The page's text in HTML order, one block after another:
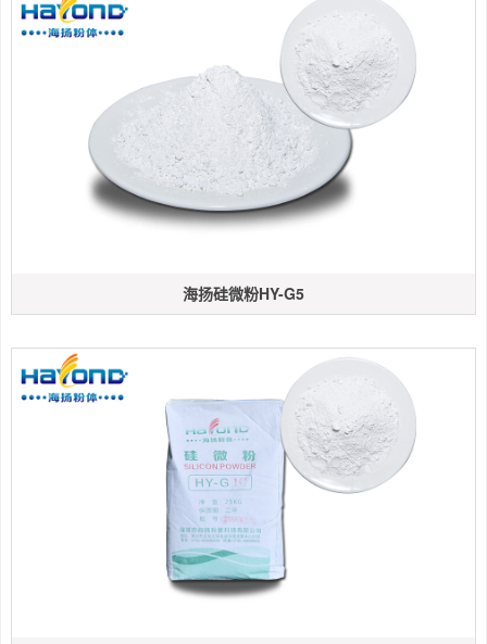
海扬硅微粉HY-G5